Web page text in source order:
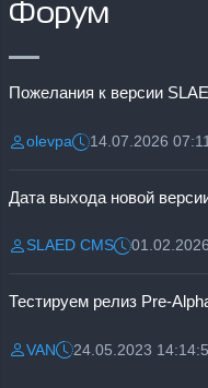
Форум
Пожелания к версии
Разместил:
olevpaДата:14.07.2026
Дата выхода новой
Разместил:
SLAED CMSДата:
Разместил:
VANДата:24.05.2023